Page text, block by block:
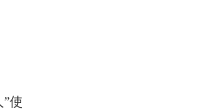
使